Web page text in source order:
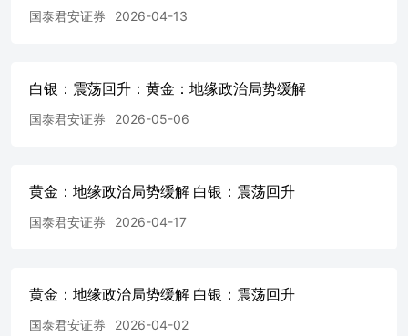
议，客户应考虑本报告中的任何意见或建议是否符合其特定
员工或者关联机构不承诺投资者一定获利，不与投资者分享
投资收益，也不对任何人因使用本报告中的任何内容所引致
的任何直接或间接损失或与此有关的其他损失负任何责任。
应认为本报告可以取代自己的判断。在决定投资前，如有需
要，投资者务必向专业人士咨询并谨慎决策。 版权声明 本
报告版权仅为本公司所有，未经书面许可，任何机构和个人
为“国泰君安期货研究”，提示使用本报告的风险，且不得对
外的其他个人或机构（以下简称“该个人或机构”）发送本报
国泰君安证券 2026-04-13
白银：震荡回升：黄金：地缘政治局势缓解
国泰君安证券 2026-05-06
黄金：地缘政治局势缓解 白银：震荡回升
国泰君安证券 2026-04-17
黄金：地缘政治局势缓解 白银：震荡回升
国泰君安证券 2026-04-02